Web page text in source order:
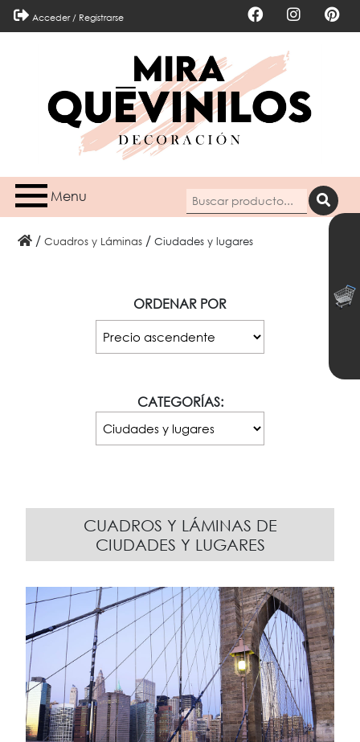
Acceder / Registrarse
Menu
/ Cuadros y Láminas / Ciudades y lugares
ORDENAR POR
CATEGORÍAS:
CUADROS Y LÁMINAS DE
CIUDADES Y LUGARES